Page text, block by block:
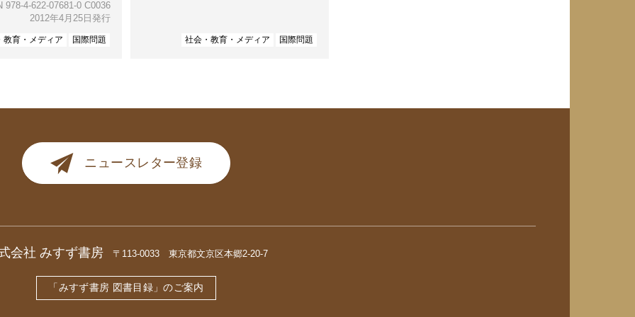
978-4-622-07681-0 C0036
2012年4月25日発行
教育・メディア 国際問題 社会・教育・メディア 国際問題
ニュースレター登録
会社 みすず書房 〒113-0033 東京都文京区本郷2-20-7
「みすず書房 図書目録」のご案内